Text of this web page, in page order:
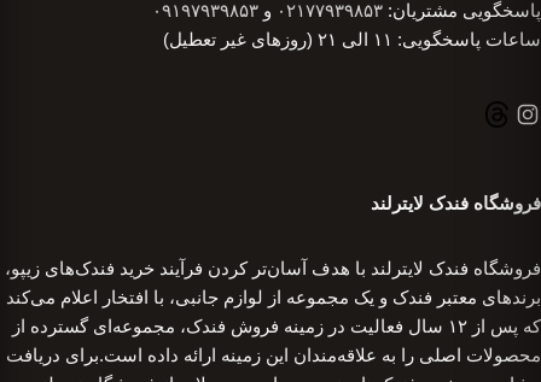
پاسخگویی مشتریان: ۰۲۱۷۷۹۳۹۸۵۳ و ۰۹۱۹۷۹۳۹۸۵۳
ساعات پاسخگویی: ۱۱ الی ۲۱ (روزهای غیر تعطیل)
فروشگاه فندک لایترلند
فروشگاه فندک لایترلند با هدف آسان‌تر کردن فرآیند خرید فندک‌های زیپو،
برندهای معتبر فندک و یک مجموعه از لوازم جانبی، با افتخار اعلام می‌کند
که پس از ۱۲ سال فعالیت در زمینه فروش فندک، مجموعه‌ای گسترده از
محصولات اصلی را به علاقه‌مندان این زمینه ارائه داده است.برای دریافت